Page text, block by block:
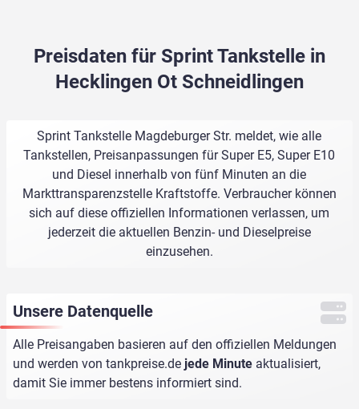
Preisdaten für Sprint Tankstelle in
Hecklingen Ot Schneidlingen
Sprint Tankstelle Magdeburger Str. meldet, wie alle
Tankstellen, Preisanpassungen für Super E5, Super E10
und Diesel innerhalb von fünf Minuten an die
Markttransparenzstelle Kraftstoffe. Verbraucher können
sich auf diese offiziellen Informationen verlassen, um
jederzeit die aktuellen Benzin- und Dieselpreise
einzusehen.
Unsere Datenquelle
Alle Preisangaben basieren auf den offiziellen Meldungen
und werden von tankpreise.de jede Minute aktualisiert,
damit Sie immer bestens informiert sind.